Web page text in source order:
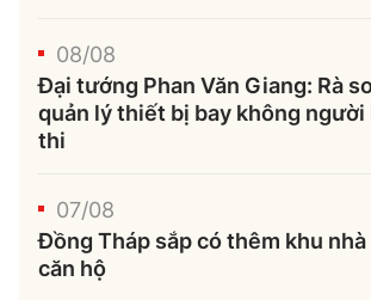
08/08
Đại tướng Phan Văn Giang: Rà
quản lý thiết bị bay không người
thi
07/08
Đồng Tháp sắp có thêm khu
căn hộ